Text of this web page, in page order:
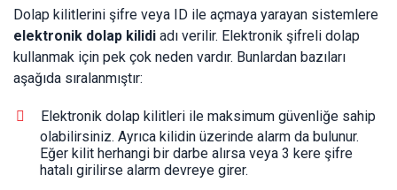
Dolap kilitlerini şifre veya ID ile açmaya yarayan sistemlere
elektronik dolap kilidi adı verilir. Elektronik şifreli dolap
kullanmak için pek çok neden vardır. Bunlardan bazıları
aşağıda sıralanmıştır:
Elektronik dolap kilitleri ile maksimum güvenliğe sahip
olabilirsiniz. Ayrıca kilidin üzerinde alarm da bulunur.
Eğer kilit herhangi bir darbe alırsa veya 3 kere şifre
hatalı girilirse alarm devreye girer.